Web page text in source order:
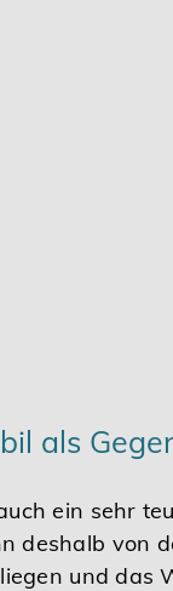
als
ein sehr
deshalb von
und das